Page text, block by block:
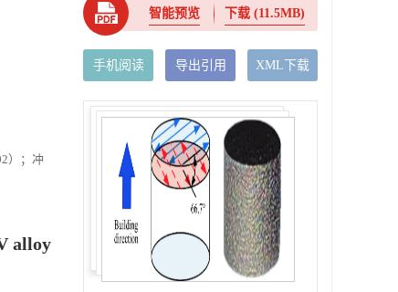
）；冲
alloy
智能预览 下载(11.5MB)
手机阅读 导出引用 XML下载